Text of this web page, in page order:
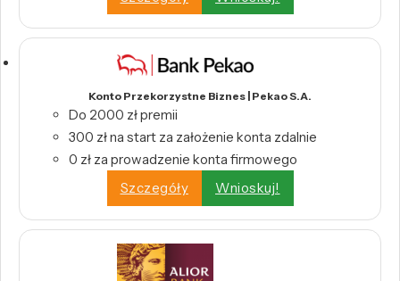
Konto Przekorzystne Biznes | Pekao S.A.
Do 2000 zł premii
300 zł na start za założenie konta zdalnie
0 zł za prowadzenie konta firmowego
Szczegóły
Wnioskuj!